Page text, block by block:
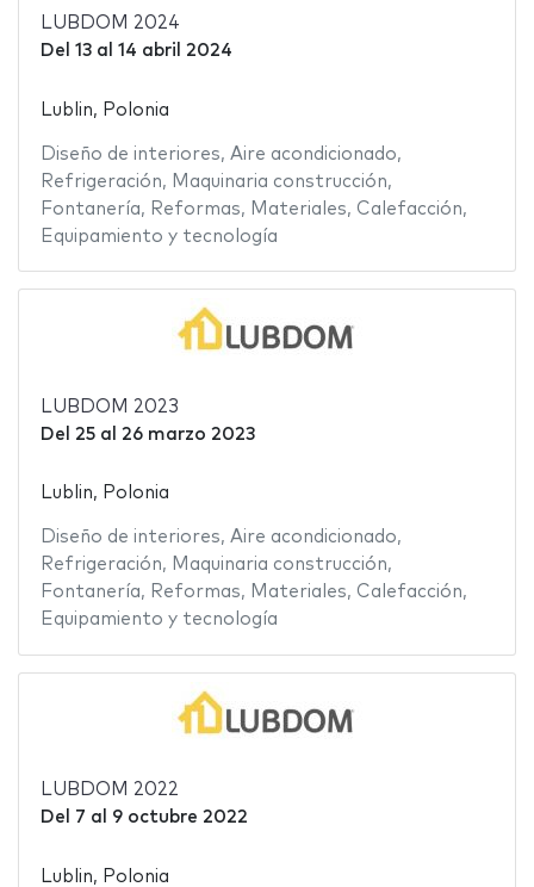
LUBDOM 2024
Del 13al 14 abril 2024
Lublin, Polonia
Diseño de interiores, Aire acondicionado,
Refrigeración, Maquinaria construcción,
Fontanería, Reformas, Materiales, Calefacción,
Equipamiento y tecnología
LUBDOM 2023
Del 25al 26 marzo 2023
Lublin, Polonia
Diseño de interiores, Aire acondicionado,
Refrigeración, Maquinaria construcción,
Fontanería, Reformas, Materiales, Calefacción,
Equipamiento y tecnología
LUBDOM 2022
Del 7 al 9 octubre 2022
Lublin, Polonia